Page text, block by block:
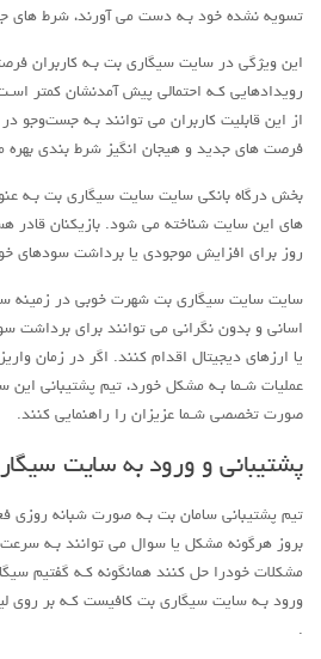
تسویه نشده‌ خود بـه دست می‌ آورند، شرط‌ هاي‌
این ویژگی در سایت سیگاری بت بـه کاربران
رویدادهایی کـه احتمالی پیش آمدنشان کمتر
از این قابلیت کاربران می‌ توانند بـه جست‌وجو در
فرصت‌ هاي‌ جدید و هیجان‌ انگیز شرط‌ بندی بهره‌
بخش درگاه بانکی سایت سایت سیگاری بت بـه
هاي‌ این سایت شناخته می‌ شود. بازیکنان قادر
روز برای افزایش موجودی یا برداشت سودهای
سایت سایت سیگاری بت شهرت خوبی در زمینه
اسانی و بدون نگرانی می‌ توانند برای برداشت
یا ارزهای دیجیتال اقدام کنند. اگر در زمان
عملیات شـما بـه مشکل خورد، تیم پشتیبانی این
صورت تخصصی شـما عزیزان را راهنمایی کنند.
پشتیبانی و ورود به سایت
تیم پشتیبانی سامان بت بـه صورت شبانه‌ روزی
بروز هرگونه مشکل یا سوال می‌ توانند بـه
مشکلات خودرا حل کنند همانگونه کـه گفتیم
ورود بـه سایت سیگاری بت کافیست کـه بر روی
.